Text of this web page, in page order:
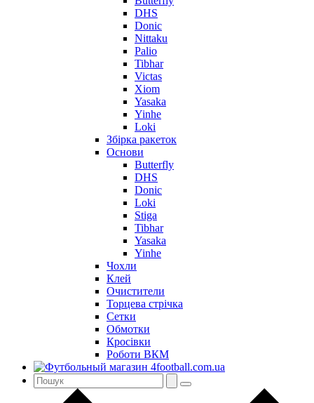
DHS
Donic
Nittaku
Palio
Tibhar
Victas
Xiom
Yasaka
Yinhe
Loki
Збірка ракеток
Основи
Butterfly
DHS
Donic
Loki
Stiga
Tibhar
Yasaka
Yinhe
Чохли
Клей
Очистители
Торцева стрічка
Сетки
Обмотки
Кросівки
Роботи ВКМ